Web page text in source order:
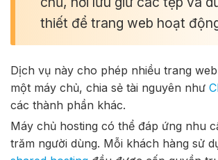
thiết để trang web hoạt
Dịch vụ này cho phép nhiều trang
một máy chủ, chia sẻ tài nguyên như
các thành phần khác.
Máy chủ hosting có thể đáp ứng nhu
trăm người dùng. Mỗi khách hàng sử